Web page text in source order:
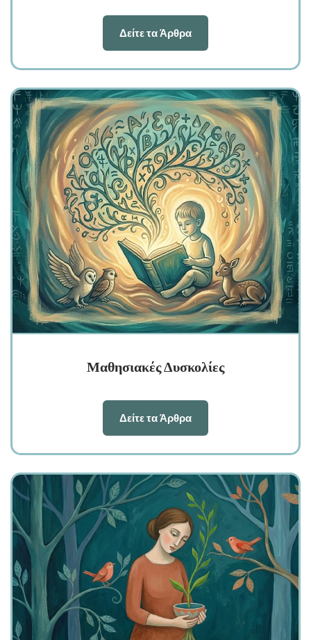
Δείτε τα Άρθρα
Μαθησιακές Δυσκολίες
Δείτε τα Άρθρα